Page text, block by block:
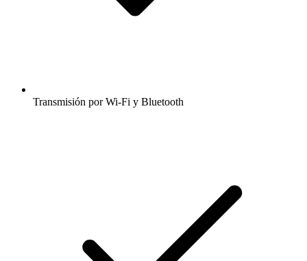
Transmisión por Wi-Fi y Bluetooth